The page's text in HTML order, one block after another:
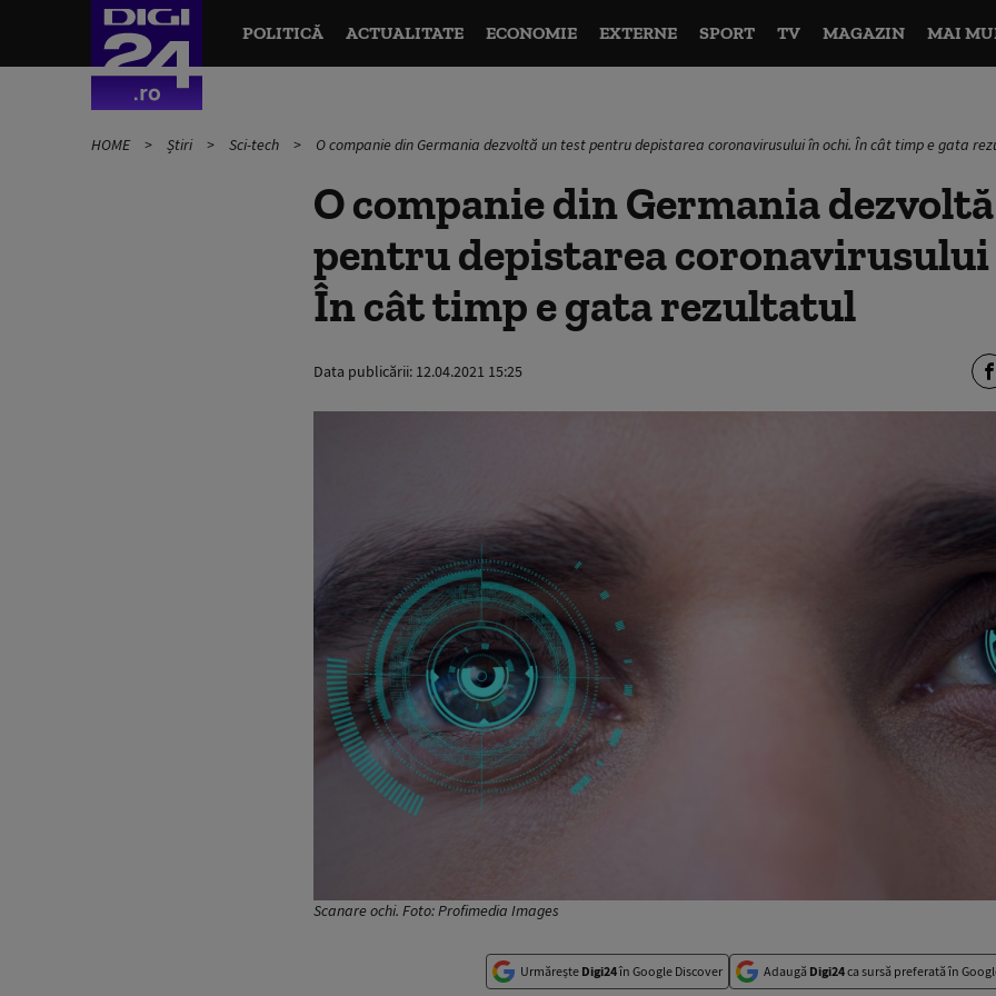
POLITICĂ ACTUALITATE ECONOMIE EXTERNE SPORT TV MAGAZIN MAI
HOME Știri Sci-tech O companie din Germania dezvoltă un test pentru depistarea coronavirusului în ochi. În cât timp e gata
O companie din Germania
pentru depistarea coronavirusului
În cât timp e gata rezultatul
Data publicării: 12.04.2021 15:25
Scanare ochi. Foto: Profimedia Images
Urmărește Digi24în Google Discover Adaugă Digi24ca sursă preferată în